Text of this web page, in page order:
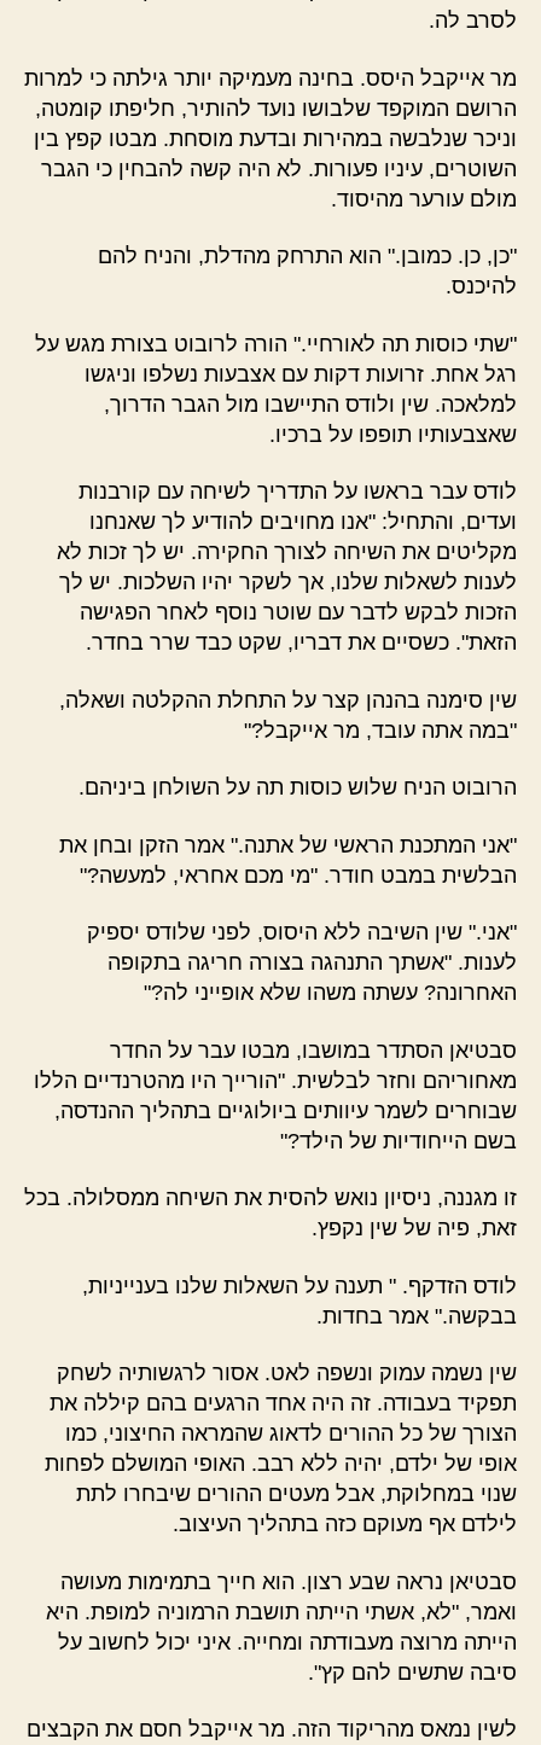
לסרב לה.
מר אייקבל היסס. בחינה מעמיקה יותר גילתה כי למרות
הרושם המוקפד שלבושו נועד להותיר, חליפתו קומטה,
וניכר שנלבשה במהירות ובדעת מוסחת. מבטו קפץ בין
השוטרים, עיניו פעורות. לא היה קשה להבחין כי הגבר
מולם עורער מהיסוד.
"כן, כן. כמובן." הוא התרחק מהדלת, והניח להם
להיכנס.
"שתי כוסות תה לאורחיי." הורה לרובוט בצורת מגש על
רגל אחת. זרועות דקות עם אצבעות נשלפו וניגשו
למלאכה. שין ולודס התיישבו מול הגבר הדרוך,
שאצבעותיו תופפו על ברכיו.
לודס עבר בראשו על התדריך לשיחה עם קורבנות
ועדים, והתחיל: "אנו מחויבים להודיע לך שאנחנו
מקליטים את השיחה לצורך החקירה. יש לך זכות לא
לענות לשאלות שלנו, אך לשקר יהיו השלכות. יש לך
הזכות לבקש לדבר עם שוטר נוסף לאחר הפגישה
הזאת". כשסיים את דבריו, שקט כבד שרר בחדר.
שין סימנה בהנהן קצר על התחלת ההקלטה ושאלה,
"במה אתה עובד, מר אייקבל?"
הרובוט הניח שלוש כוסות תה על השולחן ביניהם.
"אני המתכנת הראשי של אתנה." אמר הזקן ובחן את
הבלשית במבט חודר. "מי מכם אחראי, למעשה?"
"אני." שין השיבה ללא היסוס, לפני שלודס יספיק
לענות. "אשתך התנהגה בצורה חריגה בתקופה
האחרונה? עשתה משהו שלא אופייני לה?"
סבטיאן הסתדר במושבו, מבטו עבר על החדר
מאחוריהם וחזר לבלשית. "הורייך היו מהטרנדיים הללו
שבוחרים לשמר עיוותים ביולוגיים בתהליך ההנדסה,
בשם הייחודיות של הילד?"
זו מגננה, ניסיון נואש להסית את השיחה ממסלולה. בכל
זאת, פיה של שין נקפץ.
לודס הזדקף. " תענה על השאלות שלנו בענייניות,
בבקשה." אמר בחדות.
שין נשמה עמוק ונשפה לאט. אסור לרגשותיה לשחק
תפקיד בעבודה. זה היה אחד הרגעים בהם קיללה את
הצורך של כל ההורים לדאוג שהמראה החיצוני, כמו
אופי של ילדם, יהיה ללא רבב. האופי המושלם לפחות
שנוי במחלוקת, אבל מעטים ההורים שיבחרו לתת
לילדם אף מעוקם כזה בתהליך העיצוב.
סבטיאן נראה שבע רצון. הוא חייך בתמימות מעושה
ואמר, "לא, אשתי הייתה תושבת הרמוניה למופת. היא
הייתה מרוצה מעבודתה ומחייה. איני יכול לחשוב על
סיבה שתשים להם קץ".
לשין נמאס מהריקוד הזה. מר אייקבל חסם את הקבצים